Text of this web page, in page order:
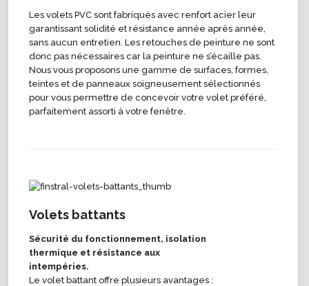
Les volets PVC sont fabriqués avec renfort acier leur
garantissant solidité et résistance année après année,
sans aucun entretien. Les retouches de peinture ne sont
donc pas nécessaires car la peinture ne s’écaille pas.
Nous vous proposons une gamme de surfaces, formes,
teintes et de panneaux soigneusement sélectionnés
pour vous permettre de concevoir votre volet préféré,
parfaitement assorti à votre fenêtre.
Volets battants
Sécurité du fonctionnement, isolation
thermique et résistance aux
intempéries.
Le volet battant offre plusieurs avantages :